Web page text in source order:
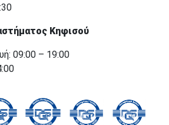
Κηφισού
09:00 – 19:00